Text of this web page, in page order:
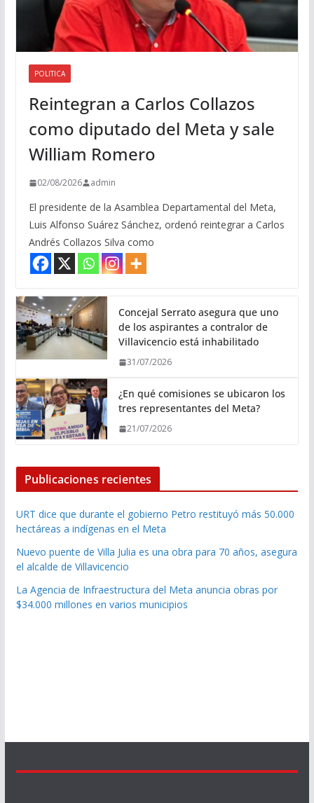
POLITICA
Reintegran a Carlos Collazos
como diputado del Meta y sale
William Romero
02/08/2026 admin
El presidente de la Asamblea Departamental del Meta,
Luis Alfonso Suárez Sánchez, ordenó reintegrar a Carlos
Andrés Collazos Silva como
Concejal Serrato asegura que uno
de los aspirantes a contralor de
Villavicencio está inhabilitado
31/07/2026
¿En qué comisiones se ubicaron los
tres representantes del Meta?
21/07/2026
Publicaciones recientes
URT dice que durante el gobierno Petro restituyó más 50.000
hectáreas a indígenas en el Meta
Nuevo puente de Villa Julia es una obra para 70 años, asegura
el alcalde de Villavicencio
La Agencia de Infraestructura del Meta anuncia obras por
$34.000 millones en varios municipios